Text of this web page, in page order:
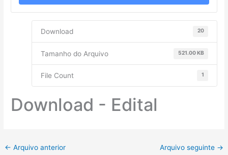
Download 20
Tamanho do Arquivo 521.00 KB
File Count 1
Download - Edital
← Arquivo anterior Arquivo seguinte →